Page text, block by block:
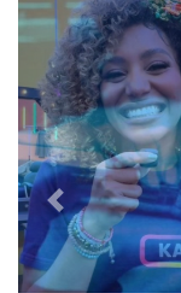
Previous